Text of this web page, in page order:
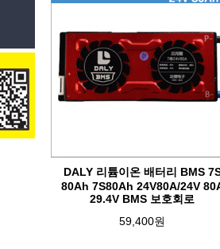
DALY 리튬이온 배터리 BMS
80Ah 7S80Ah 24V80A/24V
29.4V BMS 보호회로
59,400원